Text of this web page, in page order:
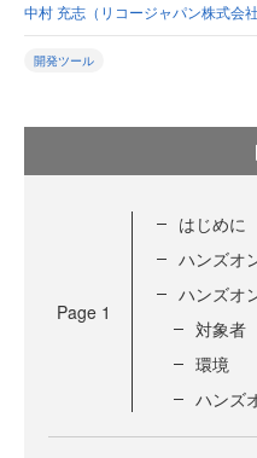
中村 充志（リコージャパン株式会社
開発ツール
Page 1
はじめに
ハンズオ
ハンズオ
対象者
環境
ハンズ